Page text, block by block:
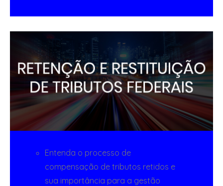
Entenda o processo de
compensação de tributos retidos e
sua importância para a gestão